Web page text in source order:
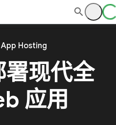
Hosting
现代全
应用